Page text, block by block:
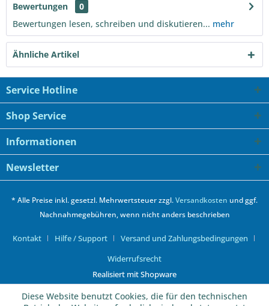
Bewertungen
0
Bewertungen lesen, schreiben und diskutieren... mehr
Ähnliche Artikel
Service Hotline
Shop Service
Informationen
Newsletter
* Alle Preise inkl. gesetzl. Mehrwertsteuer zzgl.Versandkosten und ggf.
Nachnahmegebühren, wenn nicht anders beschrieben
Kontakt Hilfe / Support
Versand und Zahlungsbedingungen
Widerrufsrecht
Realisiert mit Shopware
Diese Website benutzt Cookies, die für den technischen